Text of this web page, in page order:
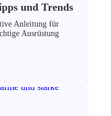
und Trends
Anleitung für
Ausrüstung